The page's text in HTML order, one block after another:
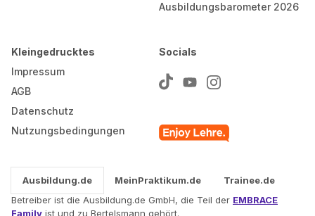
Ausbildungsbarometer 2026
Kleingedrucktes
Impressum
AGB
Datenschutz
Nutzungsbedingungen
Socials
Ausbildung.de MeinPraktikum.de
Trainee.de
Betreiber ist die Ausbildung.de GmbH, die Teil der EMBRACE
Family ist und zu Bertelsmann gehört.